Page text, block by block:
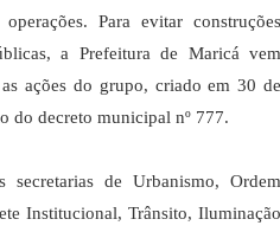
Para evitar construções
a Prefeitura de Maricá vem
ações do grupo, criado em 30 de
do decreto municipal nº 777.
de Urbanismo, Ordem
Institucional, Trânsito, Iluminação